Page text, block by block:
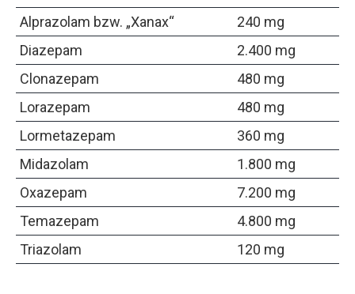
Alprazolam bzw. „Xanax“
240 mg
Diazepam
2.400 mg
Clonazepam
480 mg
Lorazepam
480 mg
Lormetazepam
360 mg
Midazolam
1.800 mg
Oxazepam
7.200 mg
Temazepam
4.800 mg
Triazolam
120 mg